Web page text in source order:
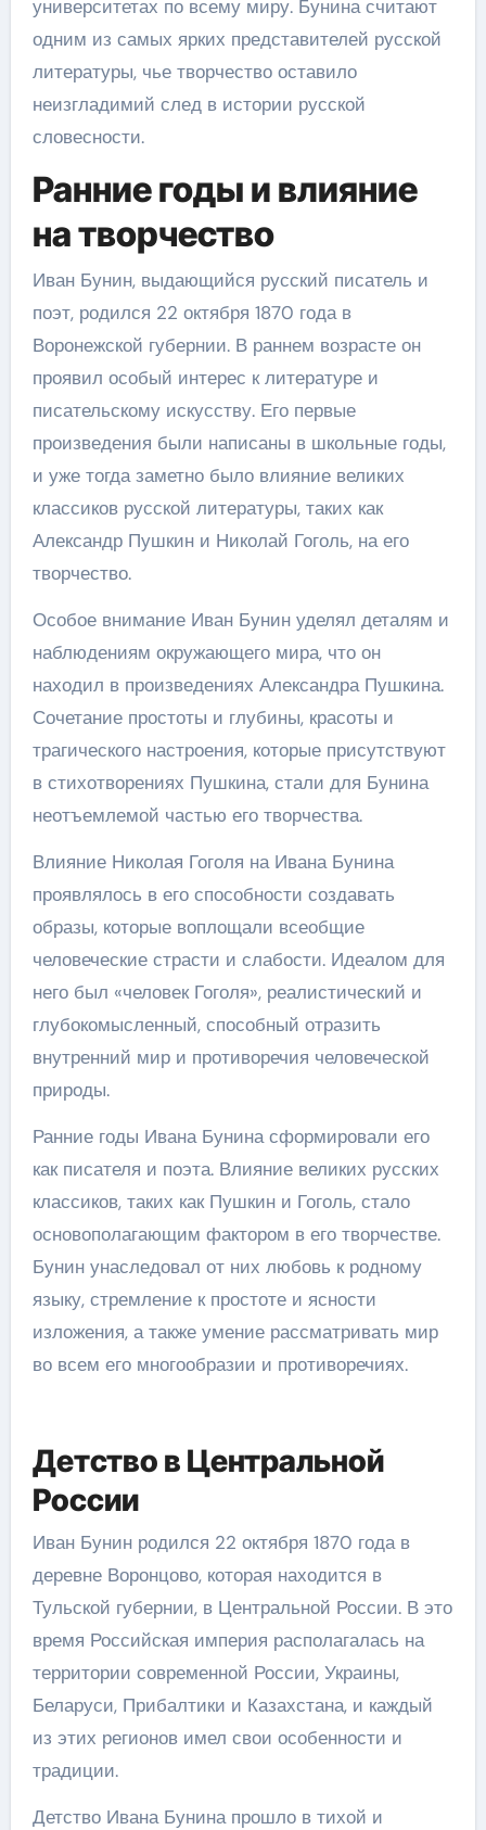
университетах по всему миру. Бунина считают
одним из самых ярких представителей русской
литературы, чье творчество оставило
неизгладимий след в истории русской
словесности.
Ранние годы и влияние
на творчество
Иван Бунин, выдающийся русский писатель и
поэт, родился 22 октября 1870 года в
Воронежской губернии. В раннем возрасте он
проявил особый интерес к литературе и
писательскому искусству. Его первые
произведения были написаны в школьные годы,
и уже тогда заметно было влияние великих
классиков русской литературы, таких как
Александр Пушкин и Николай Гоголь, на его
творчество.
Особое внимание Иван Бунин уделял деталям и
наблюдениям окружающего мира, что он
находил в произведениях Александра Пушкина.
Сочетание простоты и глубины, красоты и
трагического настроения, которые присутствуют
в стихотворениях Пушкина, стали для Бунина
неотъемлемой частью его творчества.
Влияние Николая Гоголя на Ивана Бунина
проявлялось в его способности создавать
образы, которые воплощали всеобщие
человеческие страсти и слабости. Идеалом для
него был «человек Гоголя», реалистический и
глубокомысленный, способный отразить
внутренний мир и противоречия человеческой
природы.
Ранние годы Ивана Бунина сформировали его
как писателя и поэта. Влияние великих русских
классиков, таких как Пушкин и Гоголь, стало
основополагающим фактором в его творчестве.
Бунин унаследовал от них любовь к родному
языку, стремление к простоте и ясности
изложения, а также умение рассматривать мир
во всем его многообразии и противоречиях.
Детство в Центральной
России
Иван Бунин родился 22 октября 1870 года в
деревне Воронцово, которая находится в
Тульской губернии, в Центральной России. В это
время Российская империя располагалась на
территории современной России, Украины,
Беларуси, Прибалтики и Казахстана, и каждый
из этих регионов имел свои особенности и
традиции.
Детство Ивана Бунина прошло в тихой и